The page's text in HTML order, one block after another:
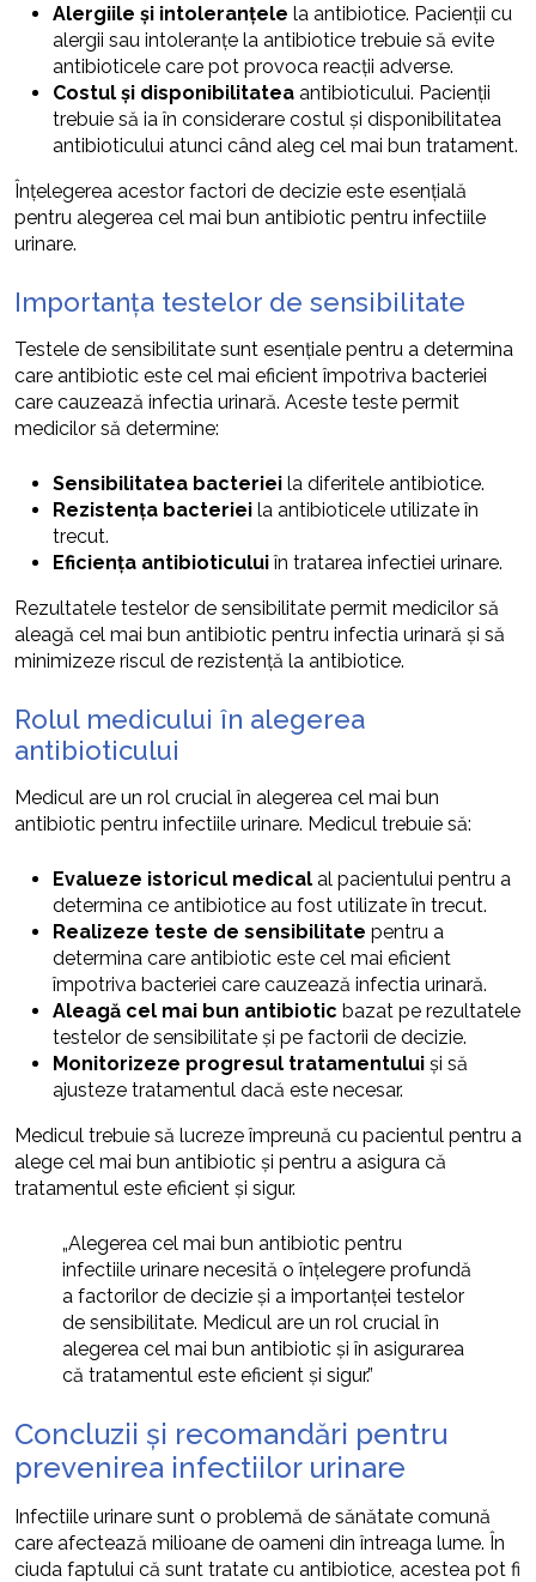
Alergiile și intoleranțele la antibiotice. Pacienții cu
alergii sau intoleranțe la antibiotice trebuie să evite
antibioticele care pot provoca reacții adverse.
Costul și disponibilitatea antibioticului. Pacienții
trebuie să ia în considerare costul și disponibilitatea
antibioticului atunci când aleg cel mai bun tratament.
Înțelegerea acestor factori de decizie este esențială
pentru alegerea cel mai bun antibiotic pentru infectiile
urinare.
Importanța testelor de sensibilitate
Testele de sensibilitate sunt esențiale pentru a determina
care antibiotic este cel mai eficient împotriva bacteriei
care cauzează infectia urinară. Aceste teste permit
medicilor să determine:
Sensibilitatea bacteriei la diferitele antibiotice.
Rezistența bacteriei la antibioticele utilizate în
trecut.
Eficiența antibioticuluiîn tratarea infectiei urinare.
Rezultatele testelor de sensibilitate permit medicilor să
aleagă cel mai bun antibiotic pentru infectia urinară și să
minimizeze riscul de rezistență la antibiotice.
Rolul medicului în alegerea
antibioticului
Medicul are un rol crucial în alegerea cel mai bun
antibiotic pentru infectiile urinare. Medicul trebuie să:
Evalueze istoricul medical al pacientului pentru a
determina ce antibiotice au fost utilizate în trecut.
Realizeze teste de sensibilitate pentru a
determina care antibiotic este cel mai eficient
împotriva bacteriei care cauzează infectia urinară.
Aleagă cel mai bun antibiotic bazat pe rezultatele
testelor de sensibilitate și pe factorii de decizie.
Monitorizeze progresul tratamentului și să
ajusteze tratamentul dacă este necesar.
Medicul trebuie să lucreze împreună cu pacientul pentru a
alege cel mai bun antibiotic și pentru a asigura că
tratamentul este eficient și sigur.
„Alegerea cel mai bun antibiotic pentru
infectiile urinare necesită o înțelegere profundă
a factorilor de decizie și a importanței testelor
de sensibilitate. Medicul are un rol crucial în
alegerea cel mai bun antibiotic și în asigurarea
că tratamentul este eficient și sigur.”
Concluzii și recomandări pentru
prevenirea infectiilor urinare
Infectiile urinare sunt o problemă de sănătate comună
care afectează milioane de oameni din întreaga lume. În
ciuda faptului că sunt tratate cu antibiotice, acestea pot fi